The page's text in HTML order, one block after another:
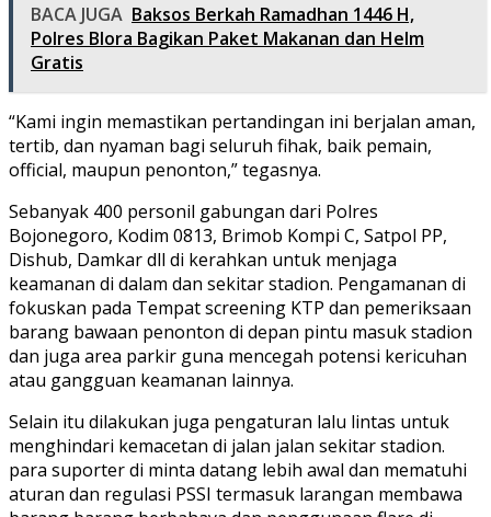
BACA JUGA Baksos Berkah Ramadhan 1446 H,
Polres Blora Bagikan Paket Makanan dan Helm
Gratis
“Kami ingin memastikan pertandingan ini berjalan aman,
tertib, dan nyaman bagi seluruh fihak, baik pemain,
official, maupun penonton,” tegasnya.
Sebanyak 400 personil gabungan dari Polres
Bojonegoro, Kodim 0813, Brimob Kompi C, Satpol PP,
Dishub, Damkar dll di kerahkan untuk menjaga
keamanan di dalam dan sekitar stadion. Pengamanan di
fokuskan pada Tempat screening KTP dan pemeriksaan
barang bawaan penonton di depan pintu masuk stadion
dan juga area parkir guna mencegah potensi kericuhan
atau gangguan keamanan lainnya.
Selain itu dilakukan juga pengaturan lalu lintas untuk
menghindari kemacetan di jalan jalan sekitar stadion.
para suporter di minta datang lebih awal dan mematuhi
aturan dan regulasi PSSI termasuk larangan membawa